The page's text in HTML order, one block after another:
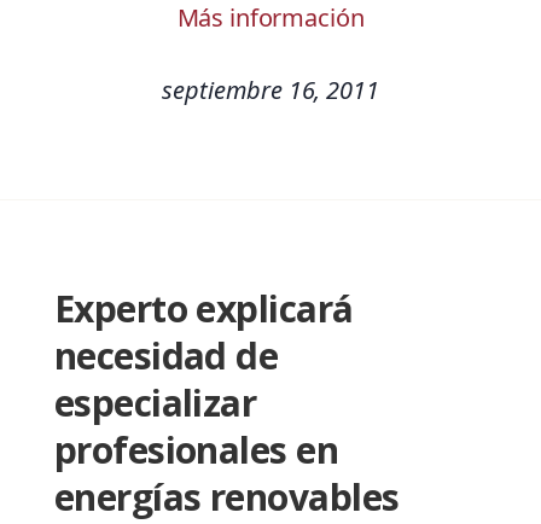
Más información
septiembre 16, 2011
Experto explicará
necesidad de
especializar
profesionales en
energías renovables